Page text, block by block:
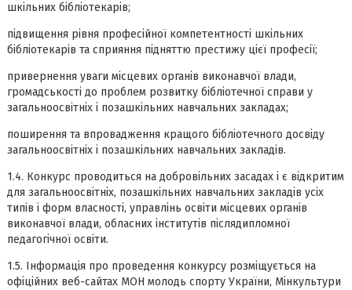
шкільних бібліотекарів;
підвищення рівня професійної компетентності шкільних
бібліотекарів та сприяння підняттю престижу цієї професії;
привернення уваги місцевих органів виконавчої влади,
громадськості до проблем розвитку бібліотечної справи у
загальноосвітніх і позашкільних навчальних закладах;
поширення та впровадження кращого бібліотечного досвіду
загальноосвітніх і позашкільних навчальних закладів.
1.4. Конкурс проводиться на добровільних засадах і є відкритим
для загальноосвітніх, позашкільних навчальних закладів усіх
типів і форм власності, управлінь освіти місцевих органів
виконавчої влади, обласних інститутів післядипломної
педагогічної освіти.
1.5. Інформація про проведення конкурсу розміщується на
офіційних веб-сайтах МОН молодь спорту України, Мінкультури